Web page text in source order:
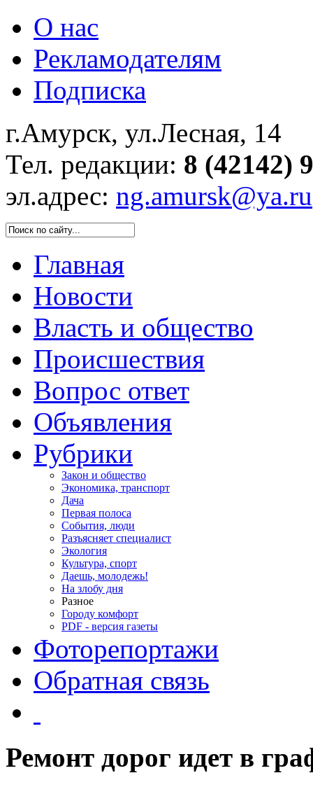
О нас
Рекламодателям
Подписка
г.Амурск, ул.Лесная, 14
Тел. редакции: 8 (42142)
эл.адрес: ng.amursk@ya.ru
Главная
Новости
Власть и общество
Происшествия
Вопрос ответ
Объявления
Рубрики
Закон и общество
Экономика, транспорт
Дача
Первая полоса
События, люди
Разъясняет специалист
Экология
Культура, спорт
Даешь, молодежь!
На злобу дня
Разное
Городу комфорт
PDF - версия газеты
Фоторепортажи
Обратная связь
Ремонт дорог идет в